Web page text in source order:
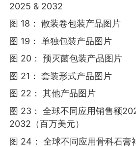
2025 & 2032
图 18： 散装卷包装产品图片
图 19： 单独包装产品图片
图 20： 预灭菌包装产品图片
图 21： 套装形式产品图片
图 22： 其他产品图片
图 23： 全球不同应用销售额
2032（百万美元）
图 24： 全球不同应用骨科石膏